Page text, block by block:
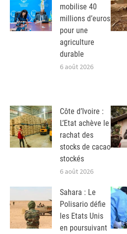
mobilise 40
millions d’euros
pour une
agriculture
durable
6 août 2026
Côte d’Ivoire :
L’Etat achève le
rachat des
stocks de cacao
stockés
6 août 2026
Sahara : Le
Polisario défie
les Etats Unis
en poursuivant